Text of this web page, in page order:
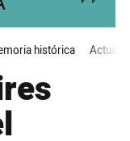
histórica